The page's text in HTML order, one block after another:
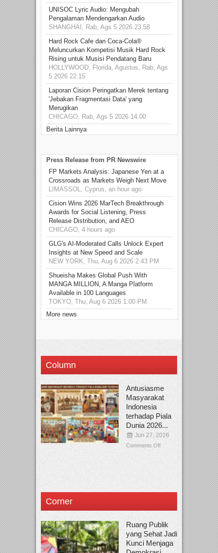
UNISOC Lyric Audio: Mengubah
Pengalaman Mendengarkan Audio
SHANGHAI, Rab, Ags 5 2026 23.58
Hard Rock Cafe dan Coca-Cola®
Meluncurkan Kompetisi Musik Hard Rock
Rising untuk Musisi Pendatang Baru
HOLLYWOOD, Florida, Agustus, Rab, Ags
5 2026 22.15
Laporan Cision Peringatkan Merek tentang
'Jebakan Fragmentasi Data' yang
Merugikan
CHICAGO, Rab, Ags 5 2026 14.00
Berita Lainnya
Press Release from PR Newswire
FP Markets Analysis: Japanese Yen at a
Crossroads as Markets Weigh Next Move
LIMASSOL, Cyprus, an hour ago
Cision Wins 2026 MarTech Breakthrough
Awards for Social Listening, Press
Release Distribution, and AEO
CHICAGO, 4 hours ago
GLG's AI-Moderated Calls Unlock Expert
Insights at New Speed and Scale
NEW YORK, Thu, Aug 6 2026 2:43 PM
Shueisha Makes Global Push With
MANGA MILLION, A Manga Platform
Available in 100 Languages
TOKYO, Thu, Aug 6 2026 1:00 PM
More news
Column
Antusiasme
Masyarakat
Indonesia
terhadap Piala
Dunia 2026...
Jun 27, 2026
Comments Off
Corner
Ruang Publik
yang Sehat Jadi
Kunci Menjaga